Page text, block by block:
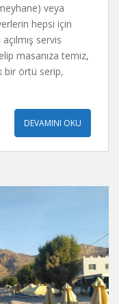
veya
hepsi için
servis
masanıza temiz,
bir örtü serip,
DEVAMINI OKU